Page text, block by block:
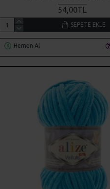
54,00TL
SEPETE EKLE
Hemen Al